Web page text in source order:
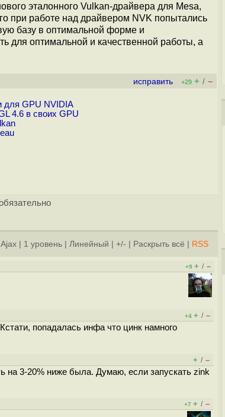
эталонного Vulkan-драйвера для Mesa,
при работе над драйвером NVK попытались
базу в оптимальной форме и
для оптимальной и качественной работы, а
исправить +29 + / –
для GPU NVIDIA
4.6 в своих GPU
Ajax 1 уровень Линейный +/- Раскрыть всё RSS
+9 + / –
+4 + / –
попадалась инфа что цинк намного
+ / –
на 3-20% ниже была. Думаю, если запускать zink
+7 + / –